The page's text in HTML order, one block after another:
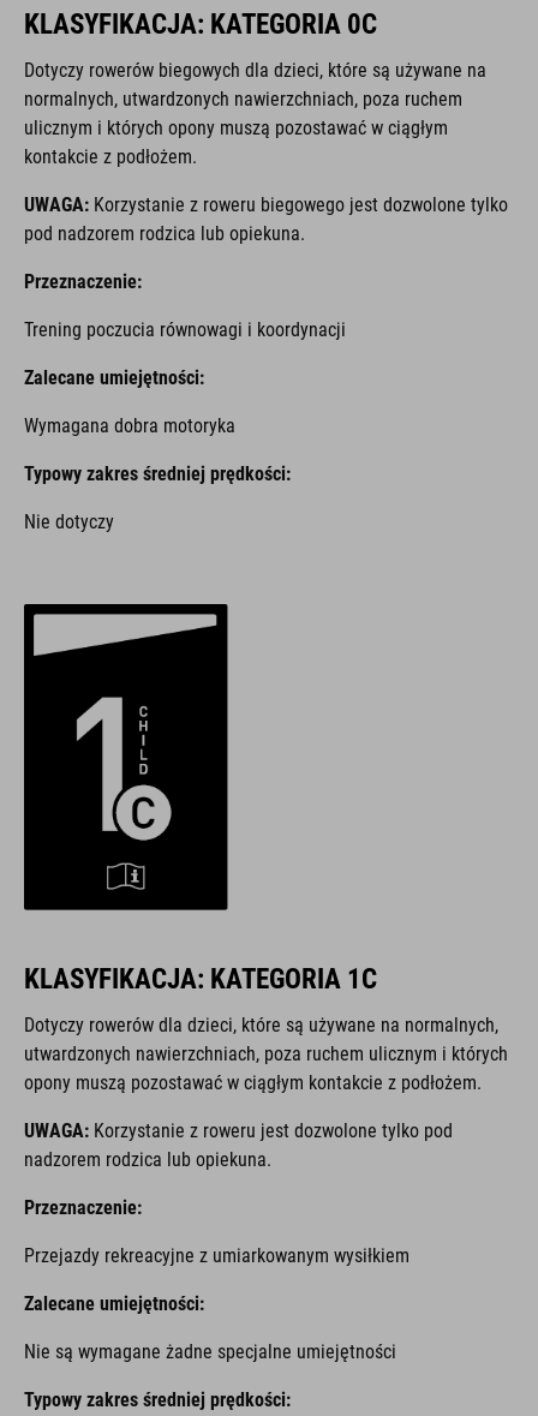
KLASYFIKACJA: KATEGORIA 0C
Dotyczy rowerów biegowych dla dzieci, które są używane na
normalnych, utwardzonych nawierzchniach, poza ruchem
ulicznym i których opony muszą pozostawać w ciągłym
kontakcie z podłożem.
UWAGA: Korzystanie z roweru biegowego jest dozwolone tylko
pod nadzorem rodzica lub opiekuna.
Przeznaczenie:
Trening poczucia równowagi i koordynacji
Zalecane umiejętności:
Wymagana dobra motoryka
Typowy zakres średniej prędkości:
Nie dotyczy
KLASYFIKACJA: KATEGORIA 1C
Dotyczy rowerów dla dzieci, które są używane na normalnych,
utwardzonych nawierzchniach, poza ruchem ulicznym i których
opony muszą pozostawać w ciągłym kontakcie z podłożem.
UWAGA: Korzystanie z roweru jest dozwolone tylko pod
nadzorem rodzica lub opiekuna.
Przeznaczenie:
Przejazdy rekreacyjne z umiarkowanym wysiłkiem
Zalecane umiejętności:
Nie są wymagane żadne specjalne umiejętności
Typowy zakres średniej prędkości: